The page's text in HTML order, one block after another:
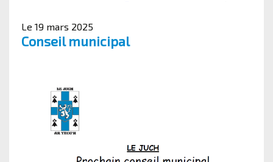
Le 19 mars 2025
Conseil municipal